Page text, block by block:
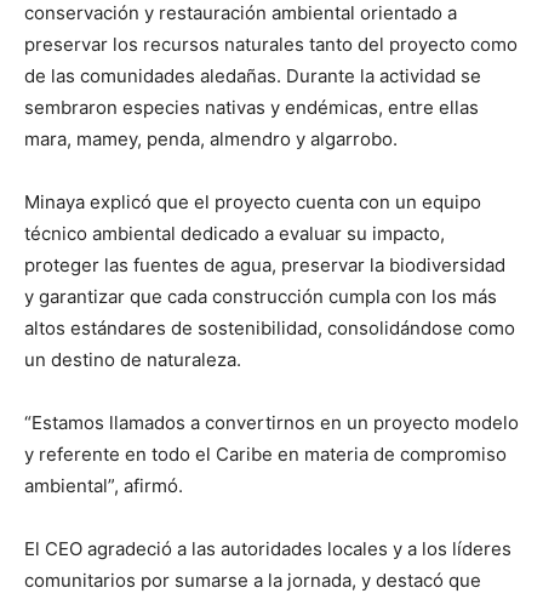
conservación y restauración ambiental orientado a
preservar los recursos naturales tanto del proyecto como
de las comunidades aledañas. Durante la actividad se
sembraron especies nativas y endémicas, entre ellas
mara, mamey, penda, almendro y algarrobo.
Minaya explicó que el proyecto cuenta con un equipo
técnico ambiental dedicado a evaluar su impacto,
proteger las fuentes de agua, preservar la biodiversidad
y garantizar que cada construcción cumpla con los más
altos estándares de sostenibilidad, consolidándose como
un destino de naturaleza.
“Estamos llamados a convertirnos en un proyecto modelo
y referente en todo el Caribe en materia de compromiso
ambiental”, afirmó.
El CEO agradeció a las autoridades locales y a los líderes
comunitarios por sumarse a la jornada, y destacó que